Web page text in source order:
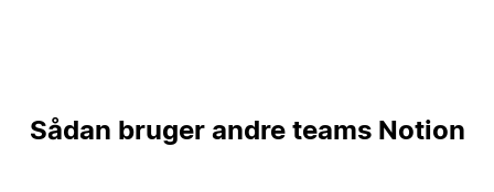
Sådan bruger andre teams Notion